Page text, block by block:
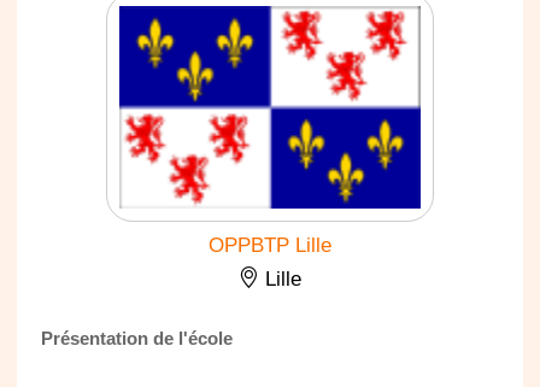
OPPBTP Lille
Lille
Présentation de l'école